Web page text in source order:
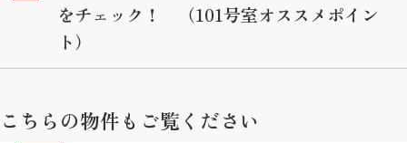
をチェック！ （101号室オススメポイン
ト）
こちらの物件もご覧ください